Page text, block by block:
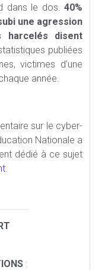
dans le dos. 40%
une agression
disent
publiées
victimes d’une
année.
sur le cyber-
Nationale a
dédié à ce sujet
.
: